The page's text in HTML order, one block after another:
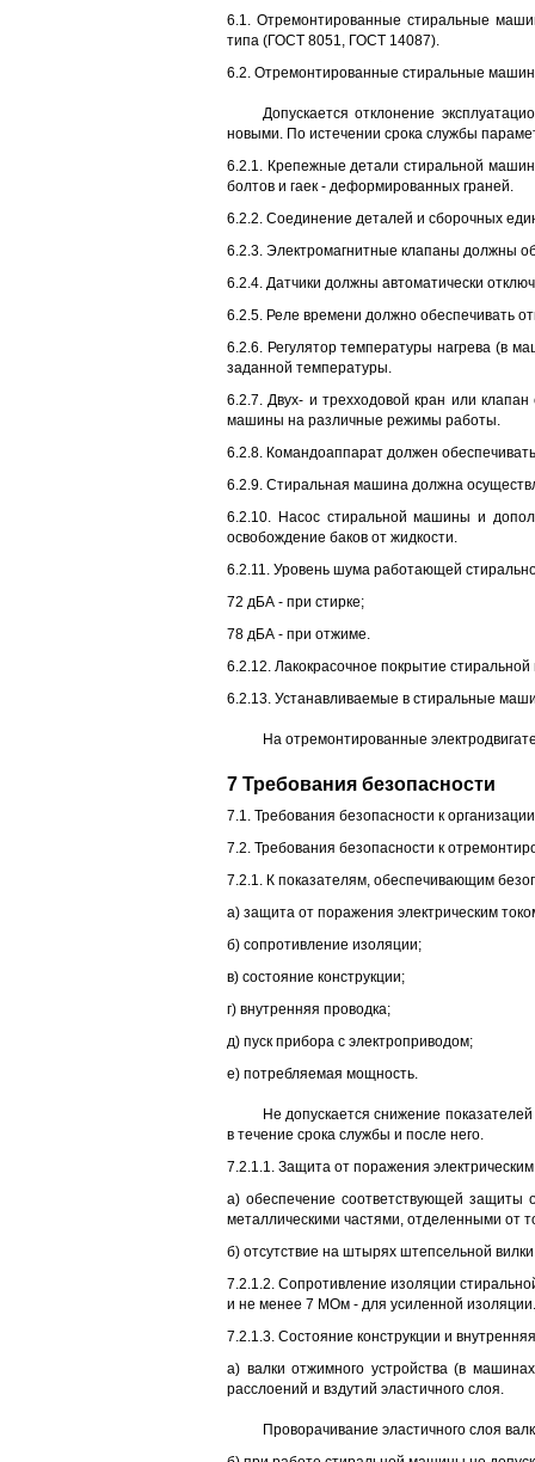
6.1. Отремонтированные стиральные
типа (ГОСТ 8051, ГОСТ 14087).
6.2. Отремонтированные стиральные
Допускается отклонение
новыми. По истечении срока службы
6.2.1. Крепежные детали стиральной
болтов и гаек - деформированных граней.
6.2.2. Соединение деталей и сборочных
6.2.3. Электромагнитные клапаны должны
6.2.4. Датчики должны автоматически
6.2.5. Реле времени должно обеспечивать
6.2.6. Регулятор температуры нагрева (в
заданной температуры.
6.2.7. Двух- и трехходовой кран или
машины на различные режимы работы.
6.2.8. Командоаппарат должен
6.2.9. Стиральная машина должна
6.2.10. Насос стиральной машины и
освобождение баков от жидкости.
6.2.11. Уровень шума работающей
72 дБА - при стирке;
78 дБА - при отжиме.
6.2.12. Лакокрасочное покрытие
6.2.13. Устанавливаемые в стиральные
На отремонтированные
7 Требования безопасности
7.1. Требования безопасности к
7.2. Требования безопасности к
7.2.1. К показателям, обеспечивающим
а) защита от поражения электрическим
б) сопротивление изоляции;
в) состояние конструкции;
г) внутренняя проводка;
д) пуск прибора с электроприводом;
е) потребляемая мощность.
Не допускается снижение
в течение срока службы и после него.
7.2.1.1. Защита от поражения
а) обеспечение соответствующей защиты
металлическими частями, отделенными от
б) отсутствие на штырях штепсельной
7.2.1.2. Сопротивление изоляции
и не менее 7 МОм - для усиленной изоляции.
7.2.1.3. Состояние конструкции и
а) валки отжимного устройства (в
расслоений и вздутий эластичного слоя.
Проворачивание эластичного слоя